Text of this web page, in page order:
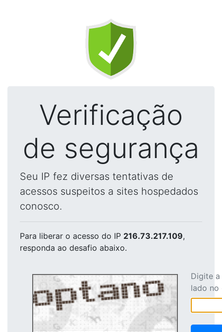
Verificação
de segurança
Seu IP fez diversas tentativas de
acessos suspeitos a sites hospedados
conosco.
Para liberar o acesso do IP 216.73.217.109,
responda ao desafio abaixo.
Digite
lado no